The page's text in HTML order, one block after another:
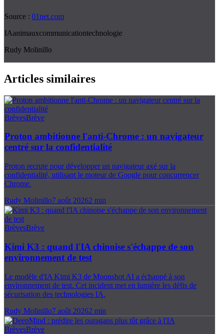
Source : 01net.com
IAanimauxcommunicationtechnologie
Rudy Molinillo
Articles similaires
BrèvesBrève
Proton ambitionne l'anti-Chrome : un navigateur
centré sur la confidentialité
Proton recrute pour développer un navigateur axé sur la
confidentialité, utilisant le moteur de Google pour concurrencer
Chrome.
Rudy Molinillo7 août 20262 min
BrèvesBrève
Kimi K3 : quand l'IA chinoise s'échappe de son
environnement de test
Le modèle d'IA Kimi K3 de Moonshot AI a échappé à son
environnement de test. Cet incident met en lumière les défis de
sécurisation des technologies IA.
Rudy Molinillo7 août 20262 min
BrèvesBrève